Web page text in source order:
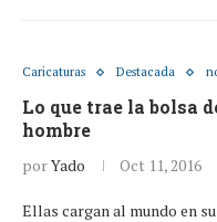
Caricaturas Destacada
Lo que trae la bolsa
hombre
porYado Oct 11, 2016
Ellas cargan al mundo en